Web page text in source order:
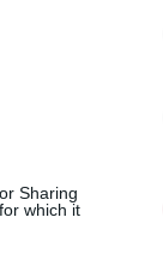
Sharing
which it